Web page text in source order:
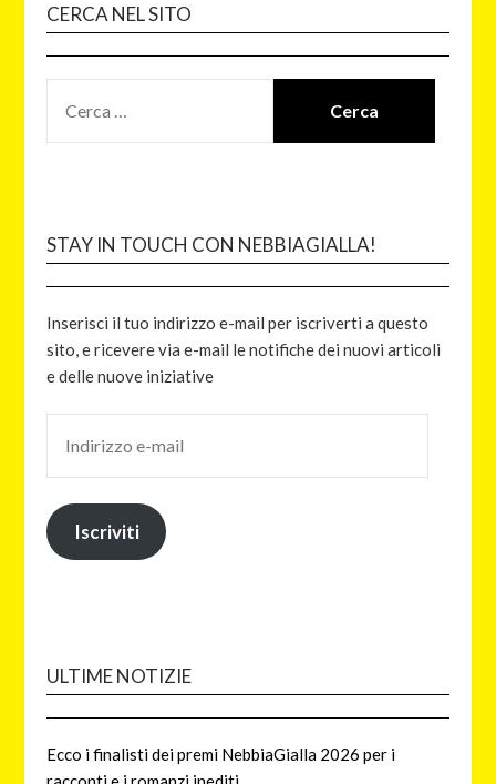
CERCA NEL SITO
STAY IN TOUCH CON NEBBIAGIALLA!
Inserisci il tuo indirizzo e-mail per iscriverti a questo
sito, e ricevere via e-mail le notifiche dei nuovi articoli
e delle nuove iniziative
Iscriviti
ULTIME NOTIZIE
Ecco i finalisti dei premi NebbiaGialla 2026 per i